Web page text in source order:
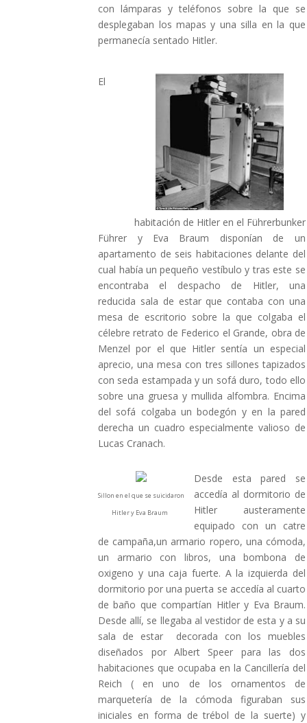
con lámparas y teléfonos sobre la que se
desplegaban los mapas y una silla en la que
permanecía sentado Hitler.
habitación de Hitler en el Führerbunker
El
Führer y Eva Braum disponían de un
apartamento de seis habitaciones delante del
cual había un pequeño vestíbulo y tras este se
encontraba el despacho de Hitler, una
reducida sala de estar que contaba con una
mesa de escritorio sobre la que colgaba el
célebre retrato de Federico el Grande, obra de
Menzel por el que Hitler sentía un especial
aprecio, una mesa con tres sillones tapizados
con seda estampada y un sofá duro, todo ello
sobre una gruesa y mullida alfombra. Encima
del sofá colgaba un bodegón y en la pared
derecha un cuadro especialmente valioso de
Lucas Cranach.
Sillon en el que se suicidaron
Hitler y Eva Braum
Desde esta pared se
accedía al dormitorio de
Hitler austeramente
equipado con un catre
de campaña,un armario ropero, una cómoda,
un armario con libros, una bombona de
oxigeno y una caja fuerte. A la izquierda del
dormitorio por una puerta se accedía al cuarto
de baño que compartían Hitler y Eva Braum.
Desde allí, se llegaba al vestidor de esta y a su
sala de estar decorada con los muebles
diseñados por Albert Speer para las dos
habitaciones que ocupaba en la Cancillería del
Reich ( en uno de los ornamentos de
marquetería de la cómoda figuraban sus
iniciales en forma de trébol de la suerte) y